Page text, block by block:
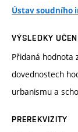
Ústav soudního
VÝSLEDKY
Přidaná hodnota
dovednostech
urbanismu a
PREREKVIZITY